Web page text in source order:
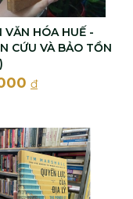
VĂN HÓA HUẾ -
CỨU VÀ BẢO TỒN
đ